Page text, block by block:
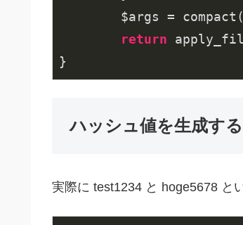
$args =
return
}
ハッシュ値を生成する
実際に test1234 と hoge5678 と